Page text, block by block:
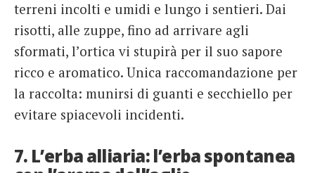
terreni incolti e umidi e lungo i sentieri. Dai
risotti, alle zuppe, fino ad arrivare agli
sformati, l’ortica vi stupirà per il suo sapore
ricco e aromatico. Unica raccomandazione per
la raccolta: munirsi di guanti e secchiello per
evitare spiacevoli incidenti.
7. L’erba alliaria: l’erba spontanea